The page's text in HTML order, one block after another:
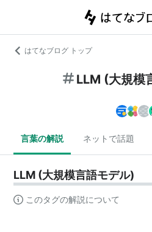
はてなブログ トップ
LLM (大規模
言葉の解説 ネットで話題
LLM (大規模言語モデル)
このタグの解説について